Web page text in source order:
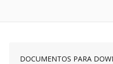
DOCUMENTOS PARA